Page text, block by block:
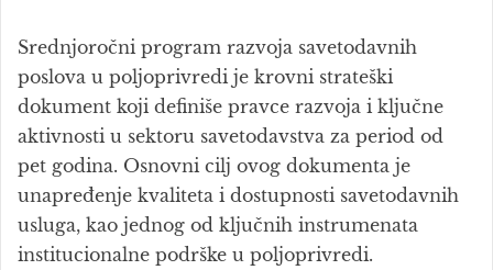
Srednjoročni program razvoja savetodavnih
poslova u poljoprivredi je krovni strateški
dokument koji definiše pravce razvoja i ključne
aktivnosti u sektoru savetodavstva za period od
pet godina. Osnovni cilj ovog dokumenta je
unapređenje kvaliteta i dostupnosti savetodavnih
usluga, kao jednog od ključnih instrumenata
institucionalne podrške u poljoprivredi.